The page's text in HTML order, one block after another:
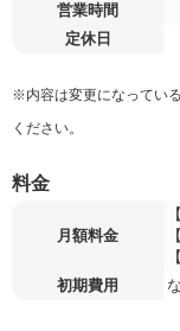
営業時間
定休日
※内容は変更になってい
ください。
料金
月額料金
初期費用